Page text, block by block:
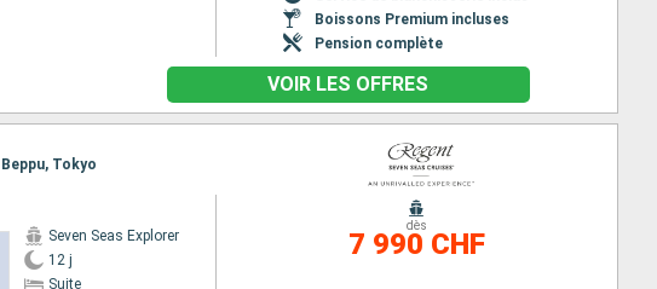
Boissons Premium incluses
Pension complète
VOIR LES OFFRES
Tokyo
Seven Seas Explorer
12 j
Suite
dès
7 990 CHF